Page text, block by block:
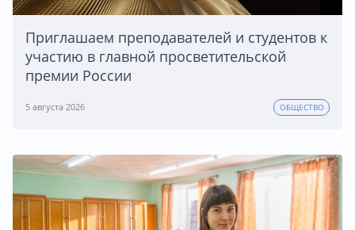
Приглашаем преподавателей и студентов к
участию в главной просветительской
премии России
5 августа 2026 ОБЩЕСТВО